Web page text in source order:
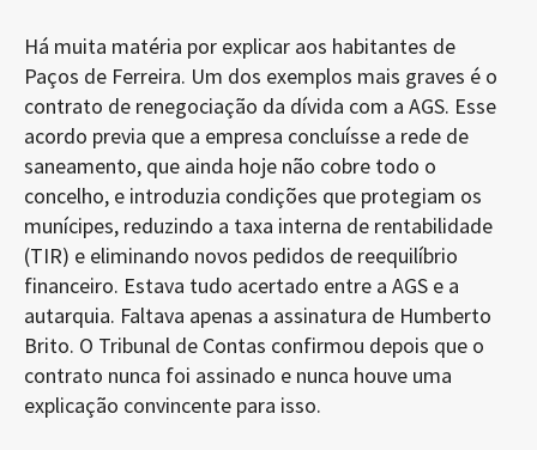
Há muita matéria por explicar aos habitantes de
Paços de Ferreira. Um dos exemplos mais graves é o
contrato de renegociação da dívida com a AGS. Esse
acordo previa que a empresa concluísse a rede de
saneamento, que ainda hoje não cobre todo o
concelho, e introduzia condições que protegiam os
munícipes, reduzindo a taxa interna de rentabilidade
(TIR) e eliminando novos pedidos de reequilíbrio
financeiro. Estava tudo acertado entre a AGS e a
autarquia. Faltava apenas a assinatura de Humberto
Brito. O Tribunal de Contas confirmou depois que o
contrato nunca foi assinado e nunca houve uma
explicação convincente para isso.